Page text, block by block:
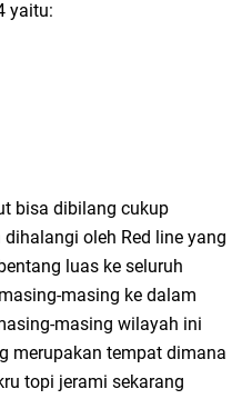
yaitu:
bisa dibilang cukup
oleh Red line yang
luas ke seluruh
masing ke dalam
masing wilayah ini
merupakan tempat dimana
topi jerami sekarang